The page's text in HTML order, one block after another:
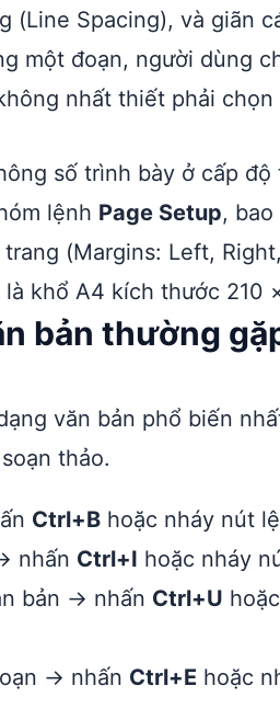
Spacing), và giãn
một đoạn, người dùng
nhất thiết phải chọn
số trình bày ở cấp
lệnh Page Setup,
(Margins: Left,
khổ A4 kích thước 210
bản thường
văn bản phổ biến
thảo.
Ctrl+B hoặc nháy nút
nhấn Ctrl+I hoặc nháy
bản → nhấn Ctrl+U
→ nhấn Ctrl+E hoặc